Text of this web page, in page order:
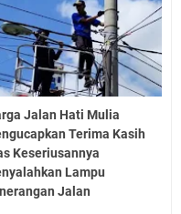
Jalan Hati Mulia
Terima Kasih
Keseriusannya
Lampu
Jalan